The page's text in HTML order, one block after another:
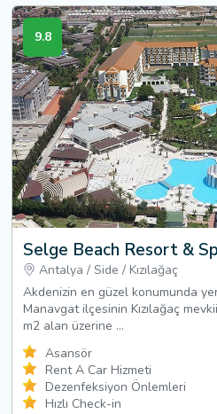
9.8
Selge Beach Resort &
Antalya / Side / Kızılağaç
Akdenizin en güzel konumunda
Manavgat ilçesinin Kızılağaç
m2 alan üzerine ...
Asansör
Rent A Car Hizmeti
Dezenfeksiyon Önlemleri
Hızlı Check-in